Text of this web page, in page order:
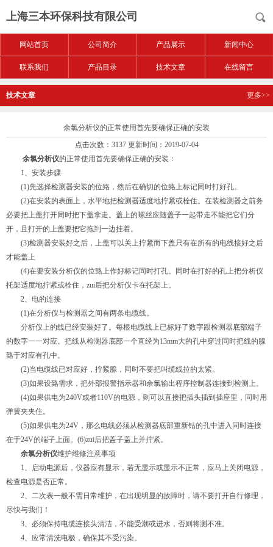
上海三本环保科技有限公司
网站首页 公司简介 产品展示 新闻中心
联系我们 产品目录 技术文章 在线留言
技术文章 更多>>
余氯分析仪的正常使用首先要确保正确的安装
点击次数：3137 更新时间：2019-07-04
余氯分析仪的正常使用首先要确保正确的安装：
1、安装步骤
(1)先选择检测器安装的位臵，然后在确切的位臵上标记同时打好孔。
(2)在安装的表面上，水平地把检测器适度地拧紧或栓住。在装检测器之前务
必要把上盖打开同时把下盖拿走。盖上的螺丝应随盖子一起带走不能把它们分
开，且打开的上盖要把它拖到一边挂着。
(3)检测器安装好之后，上盖可以关上拧紧而下盖只有在所有的电线接好之后
才能盖上
(4)在要安装分析仪的位臵上作好标记同时打孔。同时在打好的孔上把分析仪
托架适度地拧紧或栓住，zui后把分析仪卡在托架上。
2、电的连接
(1)在分析仪与检测器之间有两条电缆线。
分析仪上的线已经安装好了。每根电缆线上已标好了数字跟检测器底部端子
的数字一一对应。把线从检测器底部一个直经为13mm大的孔中穿过同时把线的腺
臵于对应有孔中。
(2)当电缆线已对应好，拧紧腺，同时不要把叫缆线拉的太紧。
(3)如果设臵需求，把外部报警指示器和余氯输出程序控制器连接到检测上。
(4)如果供电为240V或者110V的电源，则可以直接把插头插到插座里，同时用
弹簧夹夹住。
(5)如果供电为24V，那么电线必须从检测器底部重新钻的孔中进入同时连接
在于24V的端子上面。(6)zui后把盖子盖上并拧紧。
余氯分析仪维护维修注意事项
1、启动电源后，仪器应有显示，若无显示或显示不正常，应马上关闭电源，
检查电源是否正常。
2、二次表一般不需日常维护，在出现明显的故障时，请不要打开自行修理，
尽快与我们！
3、必须保持电缆连接头清洁，不能受潮或进水，否则将测不准。
4、应常清洗电极，确保其不受污染。